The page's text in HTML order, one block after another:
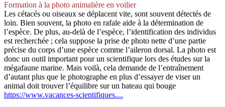
Formation à la photo animalière en voilier
Les cétacés ou oiseaux se déplacent vite, sont souvent détectés de
loin. Bien souvent, la photo en rafale aide à la détermination de
l’espèce. De plus, au-delà de l’espèce, l’identification des individus
est recherchée ; cela suppose la prise de photo nette d’une partie
précise du corps d’une espèce comme l’aileron dorsal. La photo est
donc un outil important pour un scientifique lors des études sur la
mégafaune marine. Mais voilà, cela demande de l’entraînement
d’autant plus que le photographe en plus d’essayer de viser un
animal doit trouver l’équilibre sur un bateau qui bouge
https://www.vacances-scientifiques....